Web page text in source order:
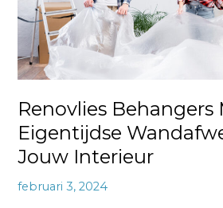
Renovlies Behangers
Eigentijdse
Jouw Interieur
februari 3, 2024
Interieur